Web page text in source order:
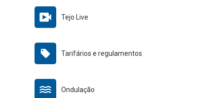
Tejo Live
Tarifários e regulamentos
Ondulação